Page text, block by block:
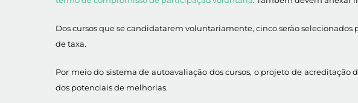
Dos cursos que se candidatarem voluntariamente, cinco serão
de taxa.
Por meio do sistema de autoavaliação dos cursos, o projeto de
dos potenciais de melhorias.